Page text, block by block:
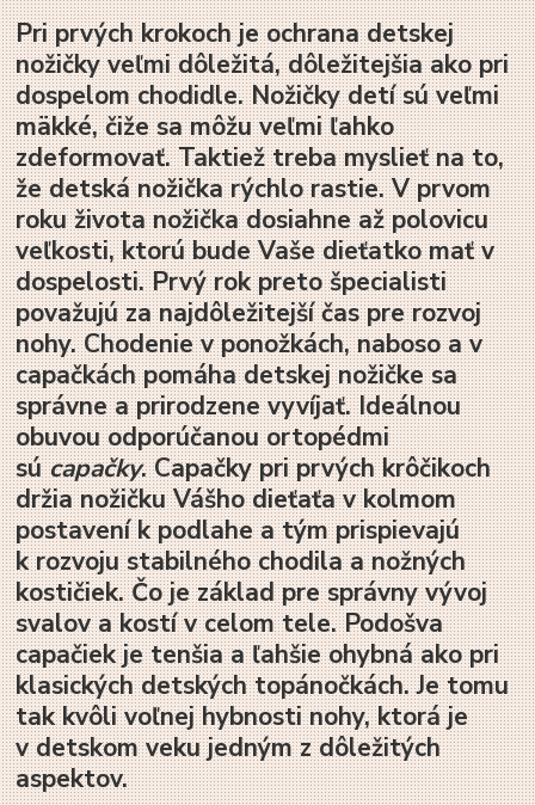
Pri prvých krokoch je ochrana detskej
nožičky veľmi dôležitá, dôležitejšia ako pri
dospelom chodidle. Nožičky detí sú veľmi
mäkké, čiže sa môžu veľmi ľahko
zdeformovať. Taktiež treba myslieť na to,
že detská nožička rýchlo rastie. V prvom
roku života nožička dosiahne až polovicu
veľkosti, ktorú bude Vaše dieťatko mať v
dospelosti. Prvý rok preto špecialisti
považujú za najdôležitejší čas pre rozvoj
nohy. Chodenie v ponožkách, naboso a v
capačkách pomáha detskej nožičke sa
správne a prirodzene vyvíjať. Ideálnou
obuvou odporúčanou ortopédmi
súcapačky. Capačky pri prvých krôčikoch
držia nožičku Vášho dieťaťa v kolmom
postavení k podlahe a tým prispievajú
k rozvoju stabilného chodila a nožných
kostičiek. Čo je základ pre správny vývoj
svalov a kostí v celom tele. Podošva
capačiek je tenšia a ľahšie ohybná ako pri
klasických detských topánočkách. Je tomu
tak kvôli voľnej hybnosti nohy, ktorá je
v detskom veku jedným z dôležitých
aspektov.